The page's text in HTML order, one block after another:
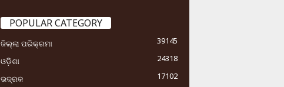
POPULAR CATEGORY
ଜିଲ୍ଲା ପରିକ୍ରମା
39145
ଓଡ଼ିଶା
24318
ଭଦ୍ରକ
17102